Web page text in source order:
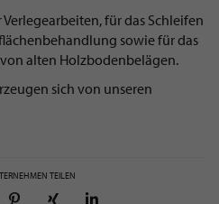
für das Schleifen
sowie für das
alten Holzbodenbelägen.
sich von unseren
TEILEN